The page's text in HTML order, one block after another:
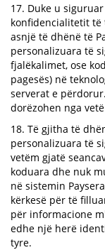
17. Duke u
konfidencialitetit të
asnjë të dhënë të
personalizuara të
fjalëkalimet, ose
pagesës) në
serverat e
dorëzohen nga
18. Të gjitha të
personalizuara të
vetëm gjatë
koduara dhe nuk
në sistemin
kërkesë për të
për informacione
edhe një herë
tyre.